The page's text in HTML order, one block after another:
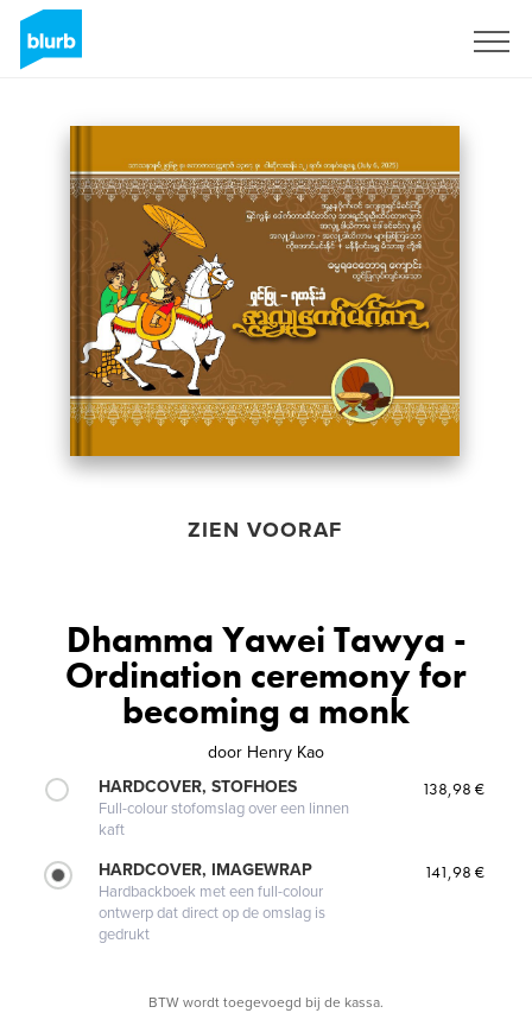
ZIEN VOORAF
Dhamma Yawei Tawya -
Ordination ceremony for
becoming a monk
door Henry Kao
HARDCOVER, STOFHOES
Full-colour stofomslag over een linnen
kaft
138,98 €
HARDCOVER, IMAGEWRAP
Hardbackboek met een full-colour
ontwerp dat direct op de omslag is
gedrukt
141,98 €
BTW wordt toegevoegd bij de kassa.